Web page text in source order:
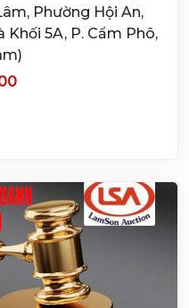
Phường Hội An,
5A, P. Cẩm Phô,